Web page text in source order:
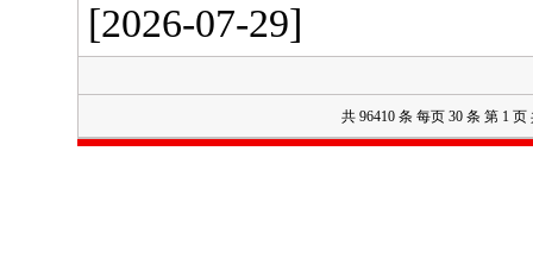
[2026-07-29]
共 96410 条 每页 30 条 第 1